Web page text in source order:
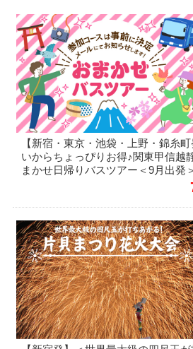
【新宿・東京・池袋・上野・錦糸
いからちょっぴりお得♪関東甲信越
まかせ日帰りバスツアー＜9月出発